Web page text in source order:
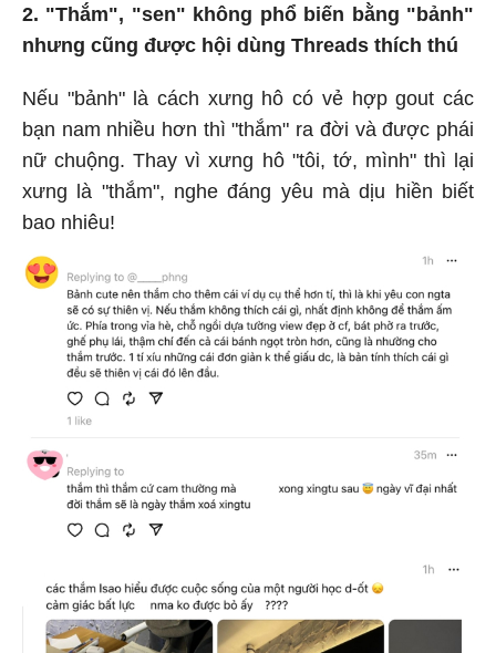
2. "Thắm", "sen" không phổ biến bằng "bảnh"
nhưng cũng được hội dùng Threads thích thú
Nếu "bảnh" là cách xưng hô có vẻ hợp gout các
bạn nam nhiều hơn thì "thắm" ra đời và được phái
nữ chuộng. Thay vì xưng hô "tôi, tớ, mình" thì lại
xưng là "thắm", nghe đáng yêu mà dịu hiền biết
bao nhiêu!